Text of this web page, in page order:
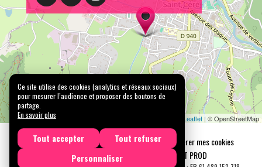
Leaflet | © OpenStreetMap
Mentions légales Confidentialité
Gérer mes cookies
Tous droits réservés © 2026 |
CARREMENT PROD
Ce site utilise des cookies (analytics et réseaux sociaux)
pour mesurer l’audience et proposer des boutons de
partage.
En savoir plus
Tout accepter
Tout refuser
Personnaliser